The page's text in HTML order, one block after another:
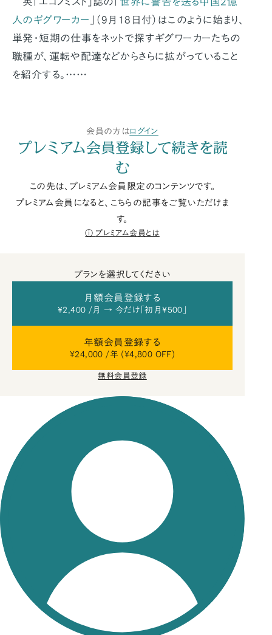
人のギグワーカー
」（9月18日付）はこのように始まり、
単発・短期の仕事をネットで探すギグワーカーたちの
職種が、運転や配達などからさらに拡がっていること
を紹介する。……
会員の方はログイン
プレミアム会員登録して続きを読
む
この先は、プレミアム会員限定のコンテンツです。
プレミアム会員になると、こちらの記事をご覧いただけま
す。
プレミアム会員とは
プランを選択してください
月額会員登録する
¥2,400 /月 → 今だけ「初月¥500」
年額会員登録する
¥24,000 /年 (¥4,800 OFF)
無料会員登録